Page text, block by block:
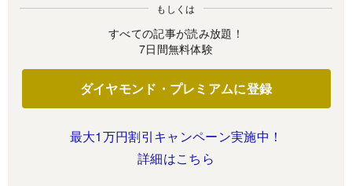
もしくは
すべての記事が読み放題！
7日間無料体験
ダイヤモンド・プレミアムに登録
最大1万円割引キャンペーン実施中！
詳細はこちら